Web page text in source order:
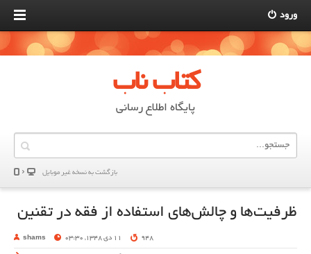
ورود
کتاب ناب
پایگاه اطلاع رسانی
بازگشت به نسخه غير موبایل
ظرفیت‌‌ها و چالش‌‌های استفاده از فقه در تقنین
shams 11 دی 1348, 03:30 948